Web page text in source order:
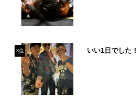
3位 いい1日でした！